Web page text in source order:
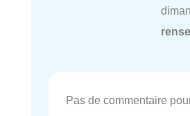
Pas de commentaire